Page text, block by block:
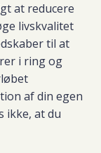
at reducere
livskvalitet
til at
i ring og
af din egen
ikke, at du